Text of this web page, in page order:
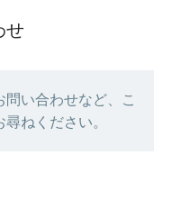
せ
い合わせなど、こ
ねください。